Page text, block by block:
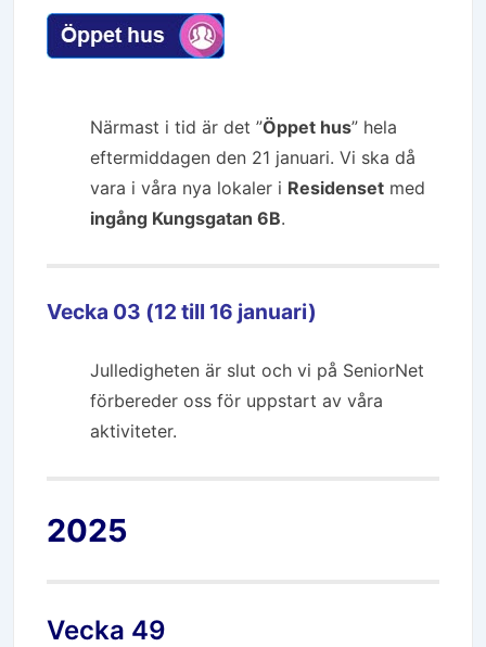
Närmast i tid är det ”Öppet hus” hela
eftermiddagen den 21 januari. Vi ska då
vara i våra nya lokaler i Residenset med
ingång Kungsgatan 6B.
Vecka 03 (12 till 16 januari)
Julledigheten är slut och vi på SeniorNet
förbereder oss för uppstart av våra
aktiviteter.
2025
Vecka 49